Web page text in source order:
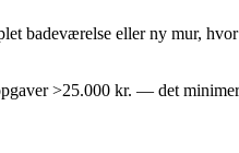
badeværelse eller ny mur,
>25.000 kr. — det